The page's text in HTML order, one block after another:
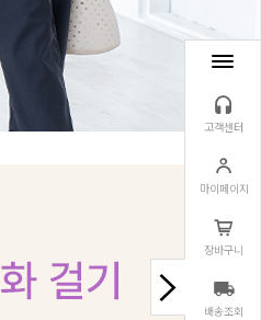
고객센터
마이페이지
장바구니
배송조회